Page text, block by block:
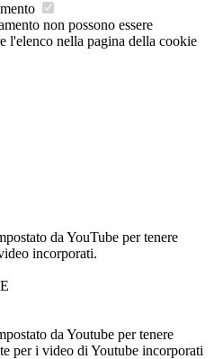
non possono essere
l'elenco nella pagina della cookie
da YouTube per tenere
incorporati.
da Youtube per tenere
per i video di Youtube incorporati